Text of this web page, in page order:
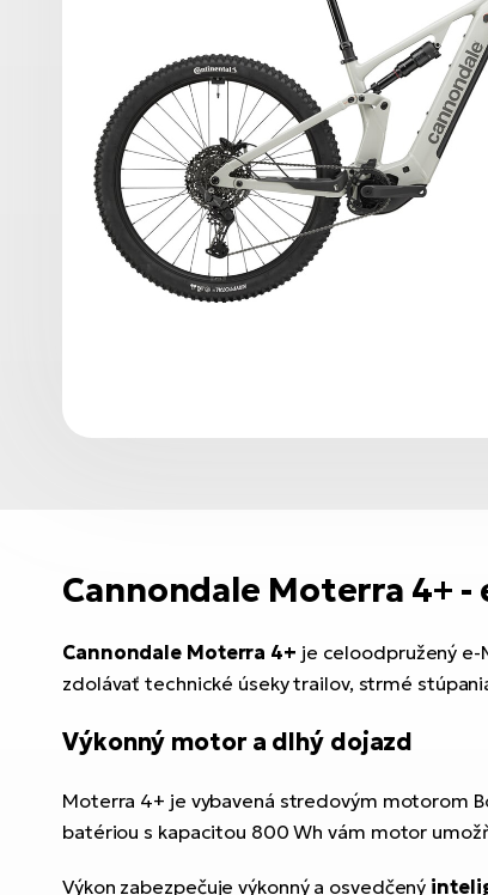
Cannondale Moterra 4+
Cannondale Moterra 4+ je celoodpružený e-
zdolávať technické úseky trailov, strmé
Výkonný motor a dlhý dojazd
Moterra 4+ je vybavená stredovým motorom
batériou s kapacitou 800 Wh vám motor
Výkon zabezpečuje výkonný a osvedčený